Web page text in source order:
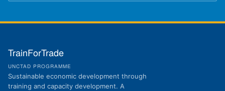
TrainForTrade
UNCTAD PROGRAMME
Sustainable economic development through
training and capacity development. A